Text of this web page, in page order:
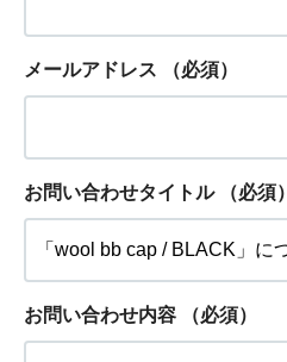
メールアドレス （必須）
お問い合わせタイトル （必須）
お問い合わせ内容 （必須）